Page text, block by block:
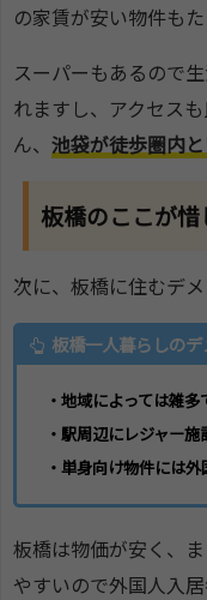
の家賃が安い物件もた
スーパーもあるので
れますし、アクセス
ん、 池袋が徒歩圏内
板橋のここが惜
次に、板橋に住むデ
板橋一人暮らしの
・地域によっては雑
・駅周辺にレジャー
・単身向け物件には
板橋は物価が安く、
やすいので外国人入居